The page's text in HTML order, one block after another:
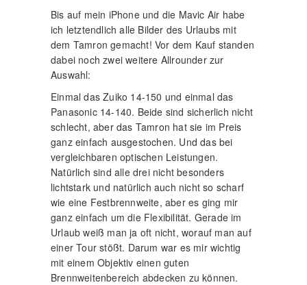
Bis auf mein iPhone und die Mavic Air habe
ich letztendlich alle Bilder des Urlaubs mit
dem Tamron gemacht! Vor dem Kauf standen
dabei noch zwei weitere Allrounder zur
Auswahl:
Einmal das Zuiko 14-150 und einmal das
Panasonic 14-140. Beide sind sicherlich nicht
schlecht, aber das Tamron hat sie im Preis
ganz einfach ausgestochen. Und das bei
vergleichbaren optischen Leistungen.
Natürlich sind alle drei nicht besonders
lichtstark und natürlich auch nicht so scharf
wie eine Festbrennweite, aber es ging mir
ganz einfach um die Flexibilität. Gerade im
Urlaub weiß man ja oft nicht, worauf man auf
einer Tour stößt. Darum war es mir wichtig
mit einem Objektiv einen guten
Brennweitenbereich abdecken zu können.